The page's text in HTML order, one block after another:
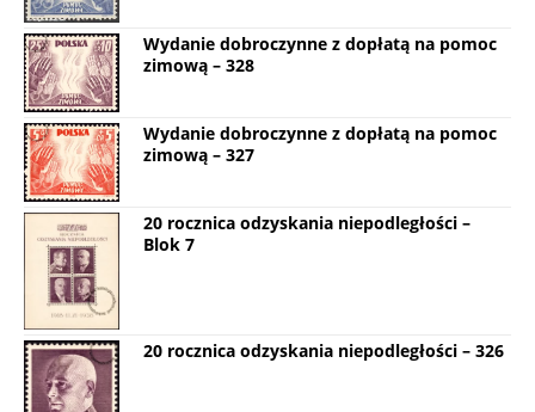
Wydanie dobroczynne z dopłatą na pomoc
zimową – 328
Wydanie dobroczynne z dopłatą na pomoc
zimową – 327
20 rocznica odzyskania niepodległości –
Blok 7
20 rocznica odzyskania niepodległości – 326